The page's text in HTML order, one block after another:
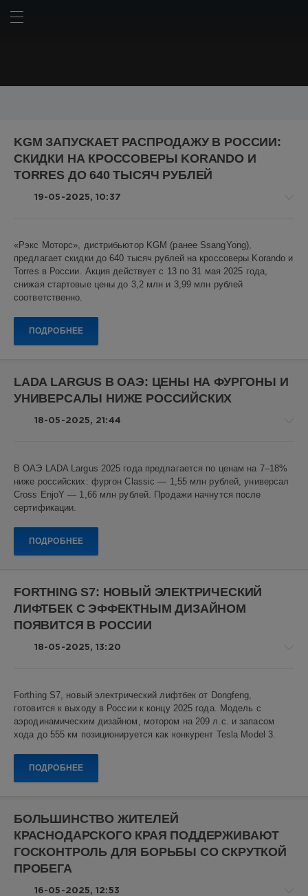
Kia
Lada LADA Granta Lada Niva Travel
Mercedes
Mercedes-Benz
Porsche Tesla Toyota Авто
АвтоВАЗ
Американские автомобили
Китайские автомобили
Россия
Японские автомобили автомобили
автопром
авторынок
внедорожники гибрид гибриды
кроссоверы
пошлины
российский автопром седаны
технологии
электромобили
KGM ЗАПУСКАЕТ РАСПРОДАЖУ В РОССИИ:
СКИДКИ НА КРОССОВЕРЫ KORANDO И
TORRES ДО 640 ТЫСЯЧ РУБЛЕЙ
19-05-2025, 10:37
новости
Алекс
Новикович
18
0
KGM,
KGM
Torres,
Rexton
кроссоверы,
SsangYong,
корейские
автомобили
«Рэкс Моторс», дистрибьютор KGM (ранее SsangYong),
предлагает скидки до 640 тысяч рублей на кроссоверы Korando и
Torres в России. Акция действует с 13 по 31 мая 2025 года,
снижая стартовые цены до 3,2 млн и 3,99 млн рублей
соответственно.
ПОДРОБНЕЕ
LADA LARGUS В ОАЭ: ЦЕНЫ НА ФУРГОНЫ И
УНИВЕРСАЛЫ НИЖЕ РОССИЙСКИХ
18-05-2025, 21:44
новости
Алекс
Новикович
14
0
Largus,
ОАЭ,
АвтоВАЗ,
В ОАЭ LADA Largus 2025 года предлагается по ценам на 7–18%
ниже российских: фургон Classic — 1,55 млн рублей, универсал
Cross EnjoY — 1,66 млн рублей. Продажи начнутся после
сертификации.
ПОДРОБНЕЕ
FORTHING S7: НОВЫЙ ЭЛЕКТРИЧЕСКИЙ
ЛИФТБЕК С ЭФФЕКТНЫМ ДИЗАЙНОМ
ПОЯВИТСЯ В РОССИИ
18-05-2025, 13:20
новости
Алекс
Новикович
10
0
электромобиль,
Dongfeng,
электрокар,
Tesla
Model
3,
Forthing S7, новый электрический лифтбек от Dongfeng,
готовится к выходу в России к концу 2025 года. Модель с
аэродинамическим дизайном, мотором на 209 л.с. и запасом
хода до 555 км позиционируется как конкурент Tesla Model 3.
ПОДРОБНЕЕ
БОЛЬШИНСТВО ЖИТЕЛЕЙ
КРАСНОДАРСКОГО КРАЯ ПОДДЕРЖИВАЮТ
ГОСКОНТРОЛЬ ДЛЯ БОРЬБЫ СО СКРУТКОЙ
ПРОБЕГА
16-05-2025, 12:53